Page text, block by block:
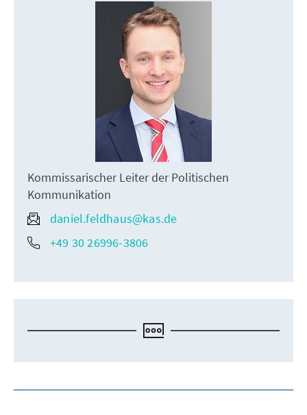
Kommissarischer Leiter der Politischen
Kommunikation
daniel.feldhaus@kas.de
+49 30 26996-3806